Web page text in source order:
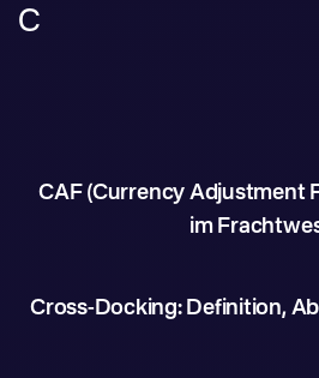
C
CAF (Currency Adjustment
im
Cross-Docking: Definition,